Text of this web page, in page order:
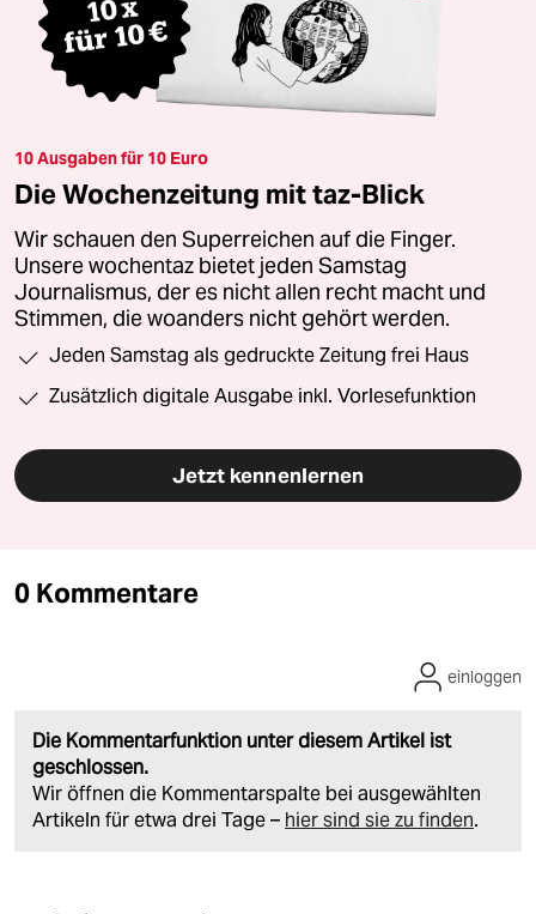
10 Ausgaben für 10 Euro
Die Wochenzeitung mit taz-Blick
Wir schauen den Superreichen auf die Finger.
Unsere wochentaz bietet jeden Samstag
Journalismus, der es nicht allen recht macht und
Stimmen, die woanders nicht gehört werden.
Jeden Samstag als gedruckte Zeitung frei Haus
Zusätzlich digitale Ausgabe inkl. Vorlesefunktion
Jetzt kennenlernen
0 Kommentare
Die Kommentarfunktion unter diesem Artikel ist
geschlossen.
Wir öffnen die Kommentarspalte bei ausgewählten
Artikeln für etwa drei Tage – hier sind sie zu finden.
einloggen